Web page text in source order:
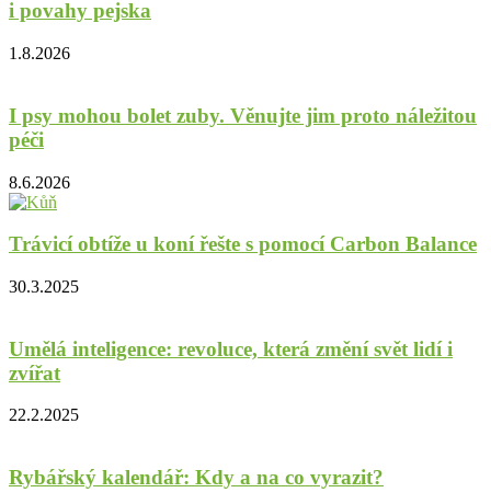
i povahy pejska
1.8.2026
I psy mohou bolet zuby. Věnujte jim proto náležitou
péči
8.6.2026
Trávicí obtíže u koní řešte s pomocí Carbon Balance
30.3.2025
Umělá inteligence: revoluce, která změní svět lidí i
zvířat
22.2.2025
Rybářský kalendář: Kdy a na co vyrazit?